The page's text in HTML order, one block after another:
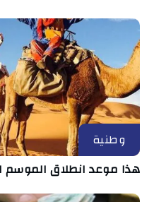
وطنية
هذا موعد انطلاق الموسم